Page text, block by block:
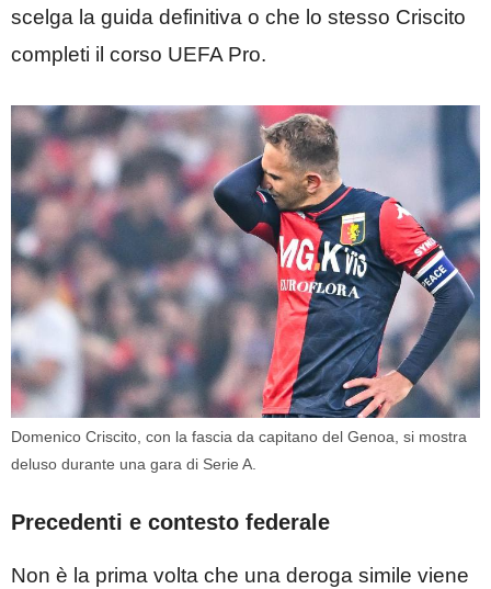
scelga la guida definitiva o che lo stesso Criscito
completi il corso UEFA Pro.
Domenico Criscito, con la fascia da capitano del Genoa, si mostra
deluso durante una gara di Serie A.
Precedenti e contesto federale
Non è la prima volta che una deroga simile viene